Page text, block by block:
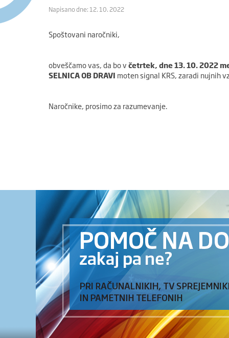
Napisano dne: 12. 10. 2022
Spoštovani naročniki,
obveščamo vas, da bo včetrtek, dne 13. 10. 2022
SELNICA OB DRAVI moten signal KRS, zaradi nujnih
Naročnike, prosimo za razumevanje.